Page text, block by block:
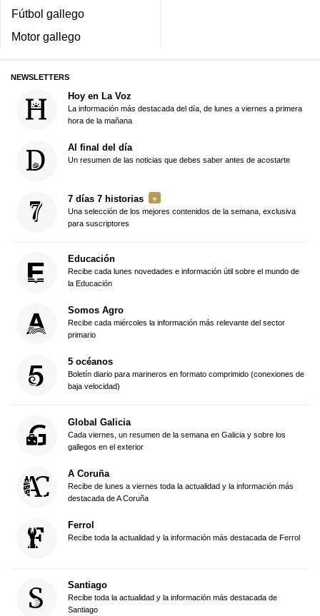
Fútbol gallego
Motor gallego
NEWSLETTERS
Hoy en La Voz
La información más destacada del día, de lunes a viernes a primera
hora de la mañana
Al final del día
Un resumen de las noticias que debes saber antes de acostarte
7 días 7 historias
Una selección de los mejores contenidos de la semana, exclusiva
para suscriptores
Educación
Recibe cada lunes novedades e información útil sobre el mundo de
la Educación
Somos Agro
Recibe cada miércoles la información más relevante del sector
primario
5 océanos
Boletín diario para marineros en formato comprimido (conexiones de
baja velocidad)
Global Galicia
Cada viernes, un resumen de la semana en Galicia y sobre los
gallegos en el exterior
A Coruña
Recibe de lunes a viernes toda la actualidad y la información más
destacada de A Coruña
Ferrol
Recibe toda la actualidad y la información más destacada de Ferrol
Santiago
Recibe toda la actualidad y la información más destacada de
Santiago